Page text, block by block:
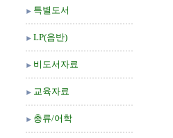
특별도서
LP(음반)
비도서자료
교육자료
총류/어학